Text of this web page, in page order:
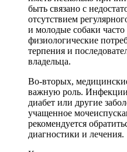
быть связано с
отсутствием
и молодые собаки
физиологические
терпения и
владельца.
Во-вторых,
важную роль.
диабет или другие
учащенное
рекомендуется
диагностики и лечения.